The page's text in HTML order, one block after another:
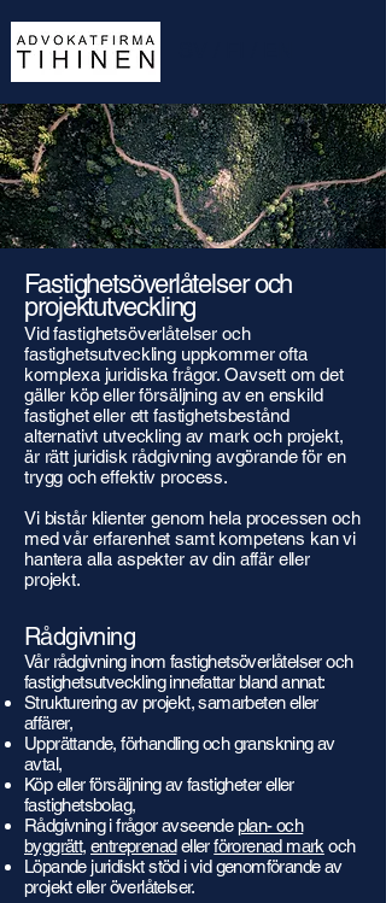
Fastighetsöverlåtelser och
projektutveckling
Vid fastighetsöverlåtelser och
fastighetsutveckling uppkommer ofta
komplexa juridiska frågor. Oavsett om det
gäller köp eller försäljning av en enskild
fastighet eller ett fastighetsbestånd
alternativt utveckling av mark och projekt,
är rätt juridisk rådgivning avgörande för en
trygg och effektiv process.
Vi bistår klienter genom hela processen och
med vår erfarenhet samt kompetens kan vi
hantera alla aspekter av din affär eller
projekt.
Rådgivning
Vår rådgivning inom fastighetsöverlåtelser och
fastighetsutveckling innefattar bland annat:
Strukturering av projekt, samarbeten eller
affärer,
Upprättande, förhandling och granskning av
avtal,
Köp eller försäljning av fastigheter eller
fastighetsbolag,
Rådgivning i frågor avseendeplan- och
byggrätt,entreprenadellerförorenad mark och
Löpande juridiskt stöd i vid genomförande av
projekt eller överlåtelser.